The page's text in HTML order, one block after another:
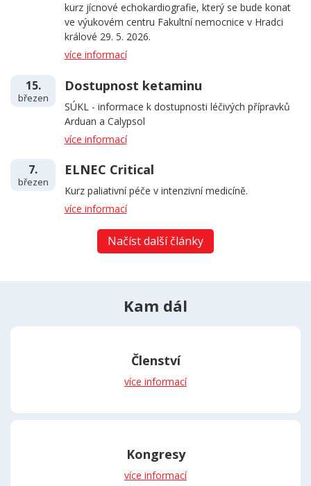
kurz jícnové echokardiografie, který se bude konat
ve výukovém centru Fakultní nemocnice v Hradci
králové 29. 5. 2026.
více informací
15.
březen
Dostupnost ketaminu
SÚKL - informace k dostupnosti léčivých přípravků
Arduan a Calypsol
více informací
7.
březen
ELNEC Critical
Kurz paliativní péče v intenzivní medicíně.
více informací
Načíst další články
Kam dál
Členství
více informací
Kongresy
více informací